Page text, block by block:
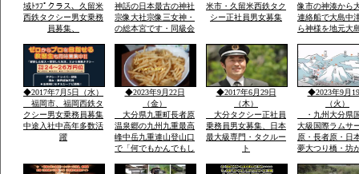
域ﾄﾂﾌﾟクラス、久留米
西鉄タクシー男女乗務
員募集、
神話の日本最古の神社
宗像大社宗像三女神・
の総本宮です・同級会
連遺跡とお祭りに船で
行き「神宿る島」宗
像・沖ノ島関連がユネ
スコ世界遺産に登録見
て聞いてビツクリです
米市・久留米西鉄タク
シー正社員男女募集
像市の神湊から
連絡船で大島中
ら神様を地元大
地元漁師さんの
のせ神湊までそ
ご神体を宗像大
運び大島遥拝所
お宿「まなべ
◆2017年7月5日（水）
福岡市、福岡西鉄タ
クシー男女乗務員募集
中途入社中高年多数活
躍
◆2023年9月22日
（金）
大分県九重町長者原
温泉郷の九州九重最高
峰中岳九重連山登山口
で「何でもかんでもし
告・温泉豊富なエリア
◆2017年6月29日
（木）
大分タクシー正社員
乗務員男女募集、日本
最大級専門・タクルー
ト
◆2023年9月
（火）
・九州大分県
大級国際ラムサ
原・長者原・日
夢大つり橋・坊
華院温泉山荘・